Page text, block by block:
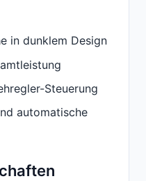
in dunklem Design
Steuerung
automatische